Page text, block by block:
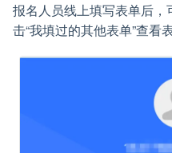
报名人员线上填写表单后，
击“我填过的其他表单”查看